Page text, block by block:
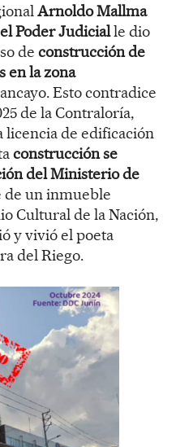
Arnoldo Mallma
Poder Judicialle dio
de construcción de
en la zona
Esto contradice
de la Contraloría,
licencia de edificación
construcción se
del Ministerio de
un inmueble
Cultural de la Nación,
y vivió el poeta
del Riego.